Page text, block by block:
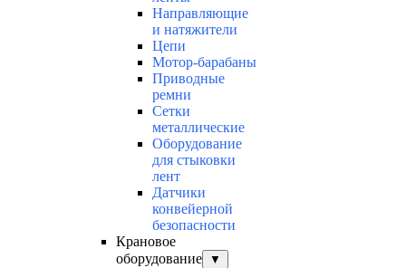
Направляющие
и натяжители
Цепи
Мотор-барабаны
Приводные
ремни
Сетки
металлические
Оборудование
для стыковки
лент
Датчики
конвейерной
безопасности
Крановое
оборудование
▼